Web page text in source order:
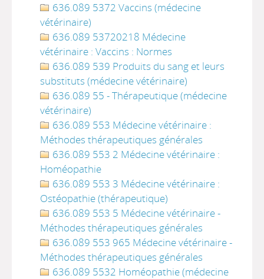
636.089 5372 Vaccins (médecine
vétérinaire)
636.089 53720218 Médecine
vétérinaire : Vaccins : Normes
636.089 539 Produits du sang et leurs
substituts (médecine vétérinaire)
636.089 55 - Thérapeutique (médecine
vétérinaire)
636.089 553 Médecine vétérinaire :
Méthodes thérapeutiques générales
636.089 553 2 Médecine vétérinaire :
Homéopathie
636.089 553 3 Médecine vétérinaire :
Ostéopathie (thérapeutique)
636.089 553 5 Médecine vétérinaire -
Méthodes thérapeutiques générales
636.089 553 965 Médecine vétérinaire -
Méthodes thérapeutiques générales
636.089 5532 Homéopathie (médecine